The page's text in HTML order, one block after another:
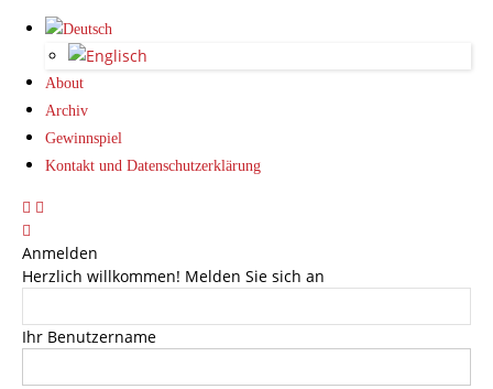
About
Archiv
Gewinnspiel
Kontakt und Datenschutzerklärung
Anmelden
Herzlich willkommen! Melden Sie sich an
Ihr Benutzername